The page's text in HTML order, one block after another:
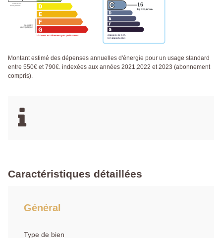
Montant estimé des dépenses annuelles d'énergie pour un usage standard
entre 550€ et 790€. indexées aux années 2021,2022 et 2023 (abonnement
compris).
Caractéristiques détaillées
Général
Type de bien